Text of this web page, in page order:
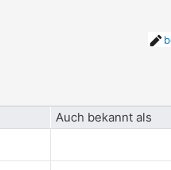
Auch bekannt als